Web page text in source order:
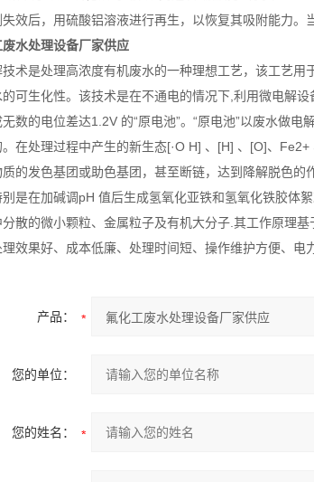
失效后，用硫酸铝溶液进行再生，以恢复其吸附能力。
废水处理设备厂家供应
术是处理高浓度有机废水的一种理想工艺，该工艺
可生化性。该技术是在不通电的情况下,利用微电解
数的电位差达1.2V 的“原电池”。“原电池”以废水做
。在处理过程中产生的新生态[·O H] 、[H] 、[O]、
的发色基团或助色基团，甚至断链，达到降解脱色
是在加碱调pH 值后生成氢氧化亚铁和氢氧化铁胶体
分散的微小颗粒、金属粒子及有机大分子.其工作原理
理效果好、成本低廉、处理时间短、操作维护方便、电
产品：
您的单位：
您的姓名：